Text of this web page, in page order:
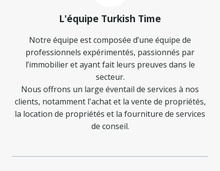
L'équipe Turkish Time
Notre équipe est composée d’une équipe de
professionnels expérimentés, passionnés par
l’immobilier et ayant fait leurs preuves dans le
secteur.
Nous offrons un large éventail de services à nos
clients, notamment l'achat et la vente de propriétés,
la location de propriétés et la fourniture de services
de conseil.